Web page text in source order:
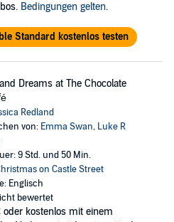
Bedingungen gelten.
Standard kostenlos testen
Dreams at The Chocolate
Redland
von: Emma Swan, Luke R
9 Std. und 50 Min.
on Castle Street
Englisch
bewertet
oder kostenlos mit einem